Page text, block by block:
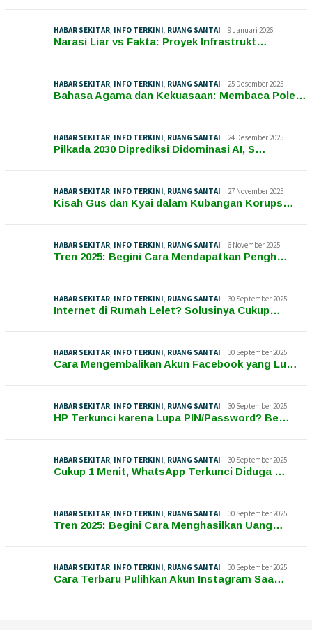
HABAR SEKITAR INFO TERKINI RUANG SANTAI 9 Januari 2026
Narasi Liar vs Fakta: Proyek Infrastrukt…
HABAR SEKITAR INFO TERKINI RUANG SANTAI 25 Desember 2025
Bahasa Agama dan Kekuasaan: Membaca Pole…
HABAR SEKITAR INFO TERKINI RUANG SANTAI 24 Desember 2025
Pilkada 2030 Diprediksi Didominasi AI, S…
HABAR SEKITAR INFO TERKINI RUANG SANTAI 27 November 2025
Kisah Gus dan Kyai dalam Kubangan Korups…
HABAR SEKITAR INFO TERKINI RUANG SANTAI 6 November 2025
Tren 2025: Begini Cara Mendapatkan Pengh…
HABAR SEKITAR INFO TERKINI RUANG SANTAI 30 September 2025
Internet di Rumah Lelet? Solusinya Cukup…
HABAR SEKITAR INFO TERKINI RUANG SANTAI 30 September 2025
Cara Mengembalikan Akun Facebook yang Lu…
HABAR SEKITAR INFO TERKINI RUANG SANTAI 30 September 2025
HP Terkunci karena Lupa PIN/Password? Be…
HABAR SEKITAR INFO TERKINI RUANG SANTAI 30 September 2025
Cukup 1 Menit, WhatsApp Terkunci Diduga …
HABAR SEKITAR INFO TERKINI RUANG SANTAI 30 September 2025
Tren 2025: Begini Cara Menghasilkan Uang…
HABAR SEKITAR INFO TERKINI RUANG SANTAI 30 September 2025
Cara Terbaru Pulihkan Akun Instagram Saa…